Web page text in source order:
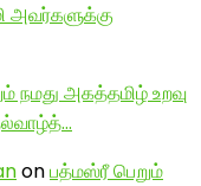
அவர்களுக்கு
நமது அகத்தமிழ் உறவு
onபத்மஸ்ரீ பெறும்